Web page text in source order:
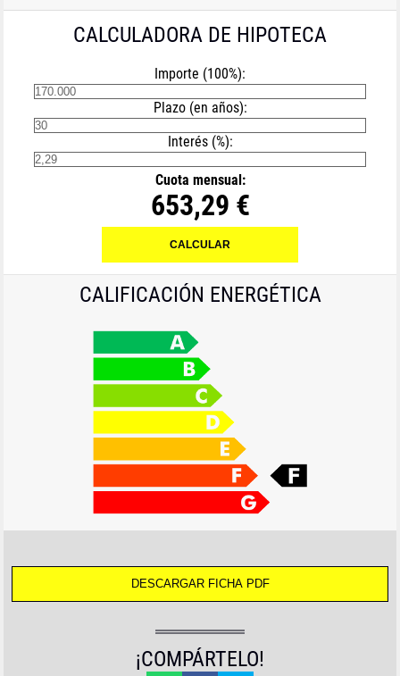
CALCULADORA DE HIPOTECA
Importe (100%):
Plazo (en años):
Interés (%):
Cuota mensual:
653,29 €
CALIFICACIÓN ENERGÉTICA
¡COMPÁRTELO!